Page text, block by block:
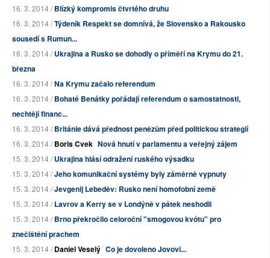
16. 3. 2014 /Blízký kompromis čtvrtého druhu
16. 3. 2014 /Týdeník Respekt se domnívá, že Slovensko a Rakousko
sousedí s Rumun...
16. 3. 2014 /Ukrajina a Rusko se dohodly o příměří na Krymu do 21.
března
16. 3. 2014 /Na Krymu začalo referendum
16. 3. 2014 /Bohaté Benátky pořádají referendum o samostatnosti,
nechtějí financ...
16. 3. 2014 /Británie dává přednost penězům před politickou strategií
16. 3. 2014 /Boris Cvek Nová hnutí v parlamentu a veřejný zájem
15. 3. 2014 /Ukrajina hlásí odražení ruského výsadku
15. 3. 2014 /Jeho komunikační systémy byly záměrně vypnuty
15. 3. 2014 /Jevgenij Lebeděv: Rusko není homofobní země
15. 3. 2014 /Lavrov a Kerry se v Londýně v pátek neshodli
15. 3. 2014 /Brno překročilo celoroční "smogovou kvótu" pro
znečištění prachem
15. 3. 2014 /Daniel Veselý Co je dovoleno Jovovi...